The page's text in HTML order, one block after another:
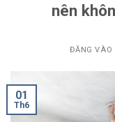
nên
ĐĂNG VÀO
01
Th6